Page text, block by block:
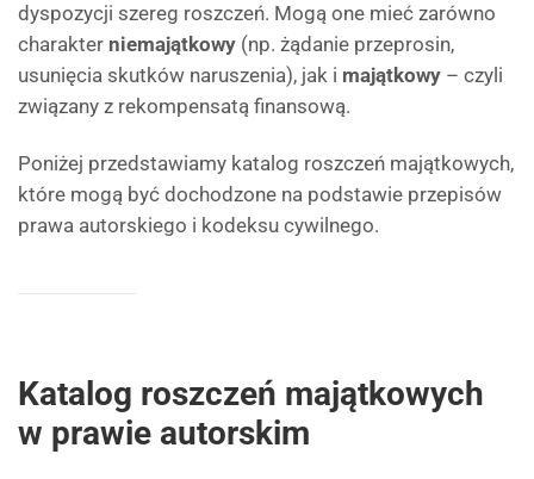
dyspozycji szereg roszczeń. Mogą one mieć zarówno
charakter niemajątkowy (np. żądanie przeprosin,
usunięcia skutków naruszenia), jak i majątkowy – czyli
związany z rekompensatą finansową.
Poniżej przedstawiamy katalog roszczeń majątkowych,
które mogą być dochodzone na podstawie przepisów
prawa autorskiego i kodeksu cywilnego.
Katalog roszczeń majątkowych
w prawie autorskim